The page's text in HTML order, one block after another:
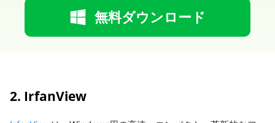
無料ダウンロード
2. IrfanView